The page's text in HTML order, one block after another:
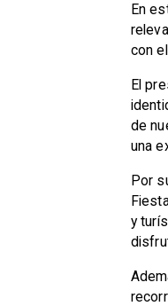
En
con
El
de
una
Por
y